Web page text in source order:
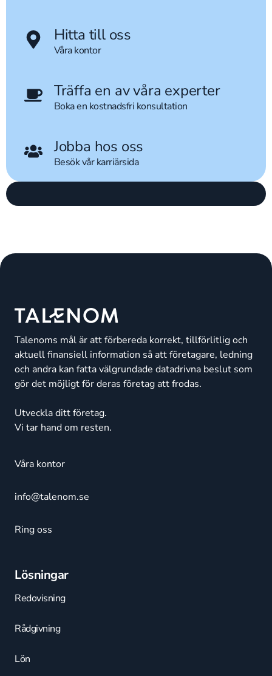
Hitta till oss
Våra kontor
Träffa en av våra experter
Boka en kostnadsfri konsultation
Jobba hos oss
Besök vår karriärsida
Talenoms mål är att förbereda korrekt, tillförlitlig och
aktuell finansiell information så att företagare, ledning
och andra kan fatta välgrundade datadrivna beslut som
gör det möjligt för deras företag att frodas.
Utveckla ditt företag.
Vi tar hand om resten.
Våra kontor
info@talenom.se
Ring oss
Lösningar
Redovisning
Rådgivning
Lön